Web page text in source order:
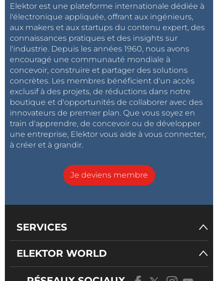
Elektor est une plateforme internationale dédiée à
l'électronique appliquée, offrant aux ingénieurs,
aux makers et aux startups du contenu expert, des
connaissances pratiques et des insights sur
l'industrie. Depuis les années 1960, nous avons
encouragé une communauté mondiale à
concevoir, construire et partager des solutions
concrètes. Les membres bénéficient d'un accès
exclusif à des projets, de réductions dans notre
boutique et d'opportunités de collaborer avec des
innovateurs de premier plan. Que vous soyez en
train d'apprendre, de concevoir ou de développer
une entreprise, Elektor vous aide à vous connecter,
à créer et à grandir.
Je deviens membre
SERVICES
ELEKTOR WORLD